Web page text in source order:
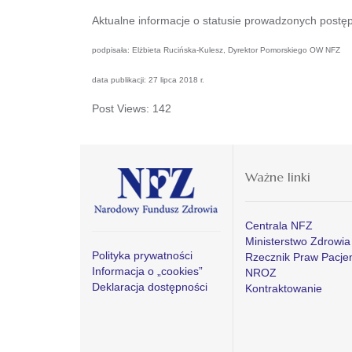
Aktualne informacje o statusie prowadzonych
podpisała: Elżbieta Rucińska-Kulesz, Dyrektor Pomorskiego OW NFZ
data publikacji: 27 lipca 2018 r.
Post Views: 142
Polityka prywatności
Informacja o „cookies”
Deklaracja dostępności
Ważne linki
Centrala NFZ
Ministerstwo Zdrowia
Rzecznik Praw
NROZ
Kontraktowanie